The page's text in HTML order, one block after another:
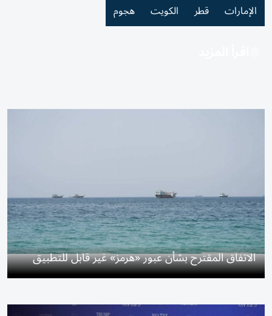
الإمارات قطر الكويت هجوم
الاتفاق المقترح بشأن عبور «هرمز» غير قابل للتطبيق